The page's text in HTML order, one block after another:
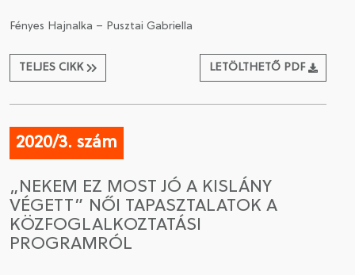
Fényes Hajnalka – Pusztai Gabriella
TELJES CIKK LETÖLTHETŐ PDF
2020/3. szám
„NEKEM EZ MOST JÓ A KISLÁNY
VÉGETT” NŐI TAPASZTALATOK A
KÖZFOGLALKOZTATÁSI
PROGRAMRÓL